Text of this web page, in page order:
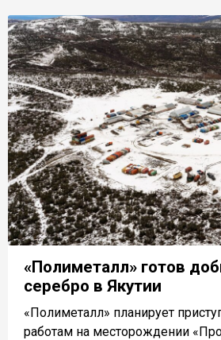
«Полиметалл» готов
серебро в Якутии
«Полиметалл» планирует
работам на месторождении